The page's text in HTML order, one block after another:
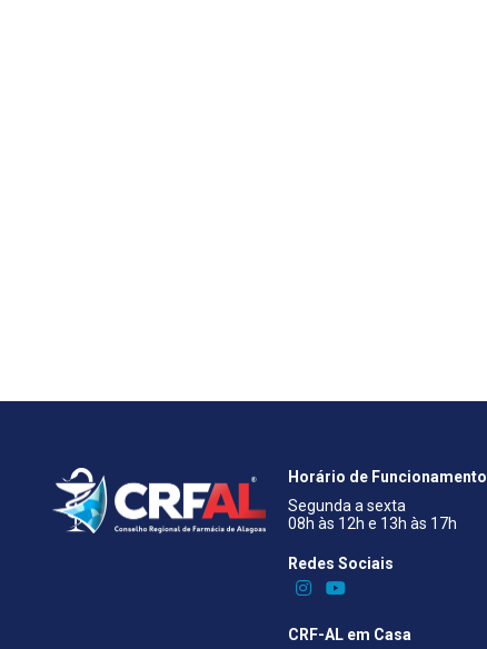
Horário de Funcionamento
Segunda a sexta
08h às 12h e 13h às 17h
Redes Sociais​
CRF-AL em Casa